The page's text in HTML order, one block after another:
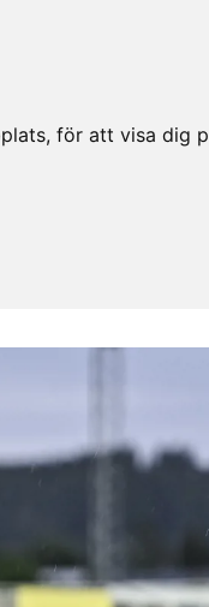
för att visa dig